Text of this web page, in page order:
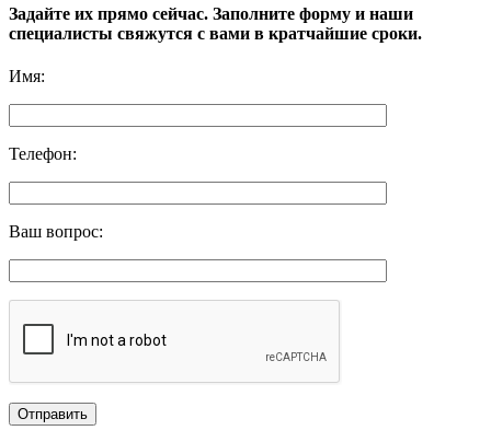
Задайте их прямо сейчас. Заполните форму и наши
специалисты свяжутся с вами в кратчайшие сроки.
Имя:
Телефон:
Ваш вопрос: